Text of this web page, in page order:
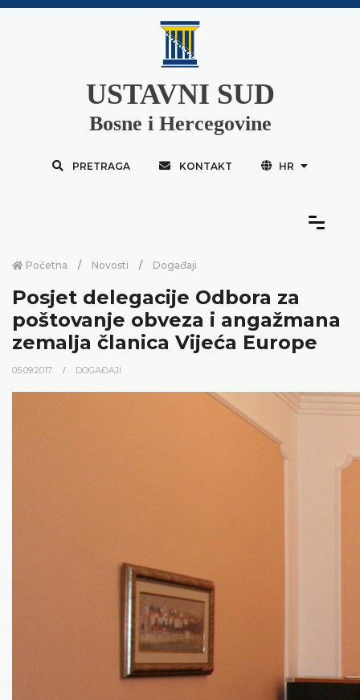
USTAVNI SUD
Bosne i Hercegovine
PRETRAGA KONTAKT HR
Početna Novosti Događaji
Posjet delegacije Odbora za
poštovanje obveza i angažmana
zemalja članica Vijeća Europe
05.09.2017. DOGAĐAJI